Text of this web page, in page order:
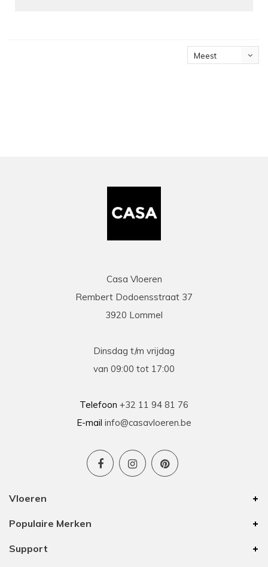
Meest
Casa Vloeren
Rembert Dodoensstraat 37
3920 Lommel
Dinsdag t/m vrijdag
van 09:00 tot 17:00
Telefoon +32 11 94 81 76
E-mail info@casavloeren.be
Vloeren
Populaire Merken
Support